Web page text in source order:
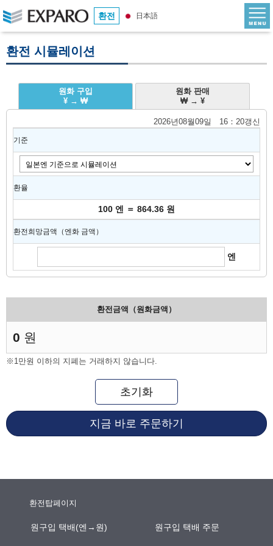
환전 日本語
환전 시뮬레이션
원화 구입
¥ → ₩
원화 판매
₩ → ¥
2026년08월09일 16：20갱신
기준
환율
100 엔 ＝ 864.36 원
환전희망금액（엔화 금액）
엔
환전금액（원화금액）
0 원
※1만원 이하의 지폐는 거래하지 않습니다.
초기화
지금 바로 주문하기
환전탑페이지
원구입 택배(엔→원) 원구입 택배 주문